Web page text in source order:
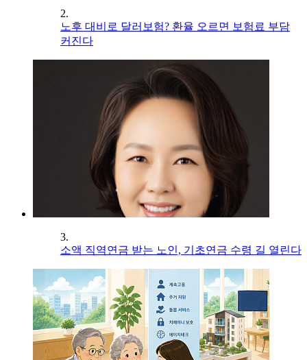
2.
노후 대비로 달러보험? 환율 오르면 보험료 부담
커진다
3.
소액 직역연금 받는 노인, 기초연금 수령 길 열린다